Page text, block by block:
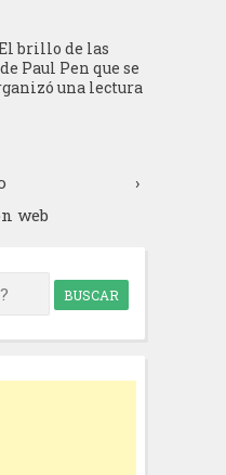
brillo de las
Paul Pen que se
una lectura
›
web